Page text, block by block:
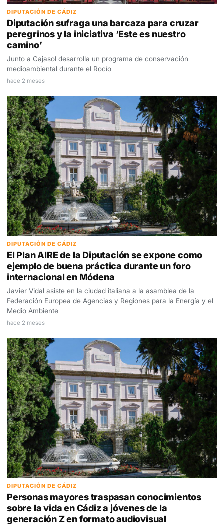
DIPUTACIÓN DE CÁDIZ
Diputación sufraga una barcaza para cruzar
peregrinos y la iniciativa ‘Este es nuestro
camino’
Junto a Cajasol desarrolla un programa de conservación
medioambiental durante el Rocío
hace 2 meses
DIPUTACIÓN DE CÁDIZ
El Plan AIRE de la Diputación se expone como
ejemplo de buena práctica durante un foro
internacional en Módena
Javier Vidal asiste en la ciudad italiana a la asamblea de la
Federación Europea de Agencias y Regiones para la Energía y el
Medio Ambiente
hace 2 meses
DIPUTACIÓN DE CÁDIZ
Personas mayores traspasan conocimientos
sobre la vida en Cádiz a jóvenes de la
generación Z en formato audiovisual